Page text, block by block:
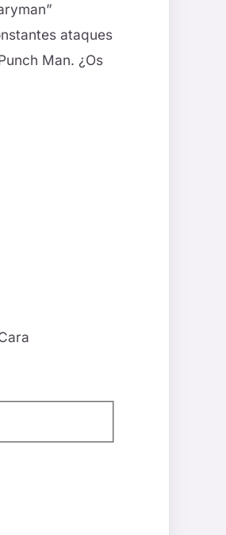
ataques
Man. ¿Os